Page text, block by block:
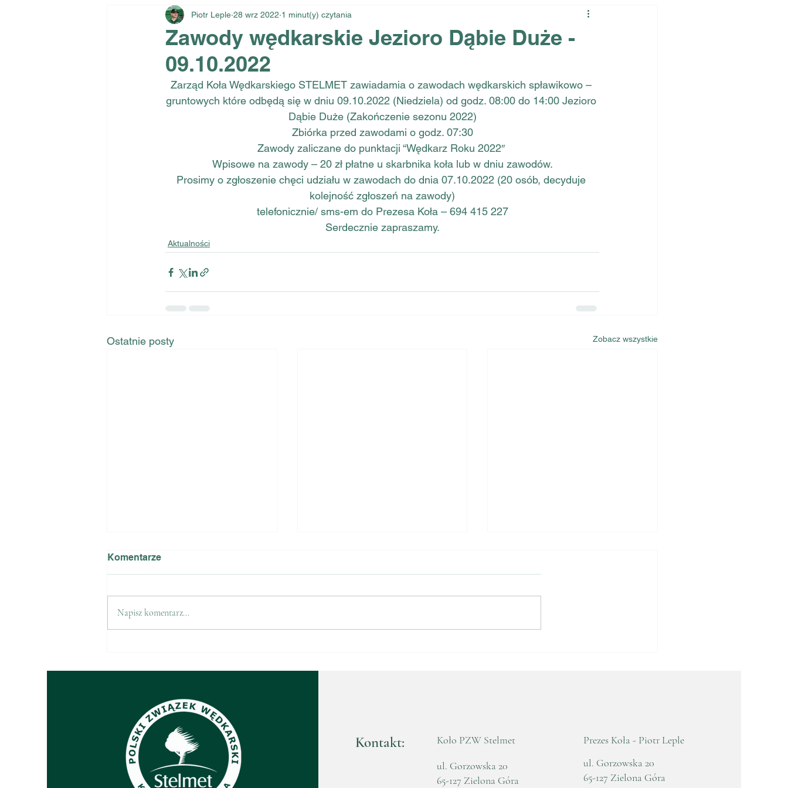
Zawody wędkarskie Jezioro Dąbie Duże -
09.10.2022
Piotr Leple 28 wrz 2022 1 minut(y) czytania
Zarząd Koła Wędkarskiego STELMET zawiadamia o zawodach wędkarskich spławikowo –
gruntowych które odbędą się w dniu 09.10.2022 (Niedziela) od godz. 08:00 do 14:00 Jezioro
Dąbie Duże (Zakończenie sezonu 2022)
Zbiórka przed zawodami o godz. 07:30
Zawody zaliczane do punktacji “Wędkarz Roku 2022″
Wpisowe na zawody – 20 zł płatne u skarbnika koła lub w dniu zawodów.
Prosimy o zgłoszenie chęci udziału w zawodach do dnia 07.10.2022 (20 osób, decyduje
kolejność zgłoszeń na zawody)
telefonicznie/ sms-em do Prezesa Koła – 694 415 227
Serdecznie zapraszamy​​​​​​​​​​​​​​.
Aktualności
Ostatnie posty Zobacz wszystkie
2025
Komentarze
Napisz komentarz...
Kontakt:
Koło PZW Stelmet
ul. Gorzowska 20
65-127 Zielona Góra
Prezes Koła - Piotr Leple
ul. Gorzowska 20
65-127 Zielona Góra